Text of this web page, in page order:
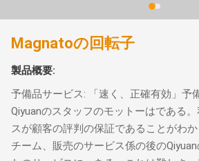
Magnatoの回転子
製品概要:
予備品サービス: 「速く、正確有効」予
Qiyuanのスタッフのモットーはである
スが顧客の評判の保証であることがわ
チーム、販売のサービス係の後の